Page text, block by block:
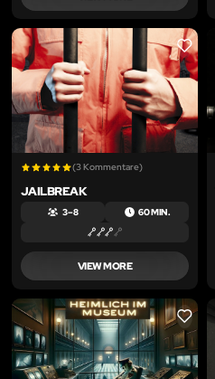
LIKE
(3 Kommentare)
JAILBREAK
3 – 8 60 MIN.
VIEW MORE
LIKE